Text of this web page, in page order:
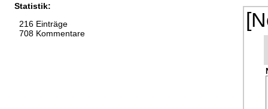
Statistik:
216 Einträge
708 Kommentare